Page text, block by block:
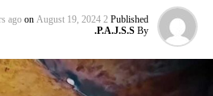
Published
2 years ago
on August 19, 2024
By
P.A.J.S.S.